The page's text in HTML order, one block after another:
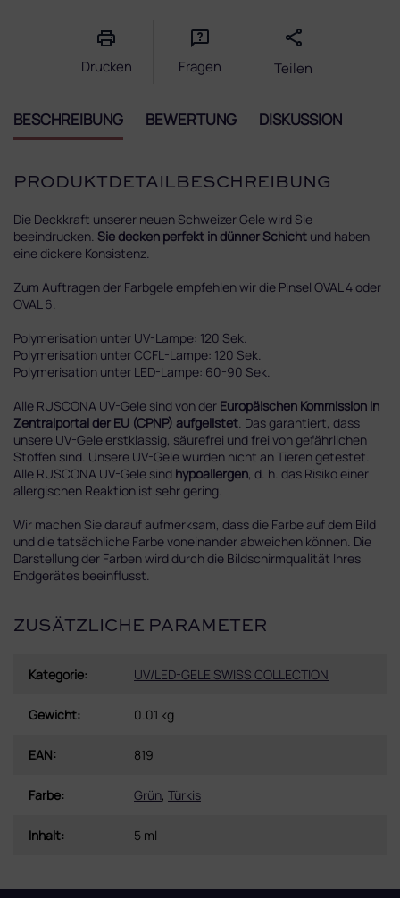
Drucken Fragen Teilen
BESCHREIBUNG BEWERTUNG DISKUSSION
PRODUKTDETAILBESCHREIBUNG
Die Deckkraft unserer neuen Schweizer Gele wird Sie
beeindrucken. Sie decken perfekt in dünner Schicht und haben
eine dickere Konsistenz.
Zum Auftragen der Farbgele empfehlen wir die Pinsel OVAL 4 oder
OVAL 6.
Polymerisation unter UV-Lampe: 120 Sek.
Polymerisation unter CCFL-Lampe: 120 Sek.
Polymerisation unter LED-Lampe: 60-90 Sek.
Alle RUSCONA UV-Gele sind von der Europäischen Kommission in
Zentralportal der EU (CPNP) aufgelistet . Das garantiert, dass
unsere UV-Gele erstklassig, säurefrei und frei von gefährlichen
Stoffen sind. Unsere UV-Gele wurden nicht an Tieren getestet.
Alle RUSCONA UV-Gele sind hypoallergen, d. h. das Risiko einer
allergischen Reaktion ist sehr gering.
Wir machen Sie darauf aufmerksam, dass die Farbe auf dem Bild
und die tatsächliche Farbe voneinander abweichen können. Die
Darstellung der Farben wird durch die Bildschirmqualität Ihres
Endgerätes beeinflusst.
ZUSÄTZLICHE PARAMETER
Kategorie: UV/LED-GELE SWISS COLLECTION
Gewicht: 0.01 kg
EAN: 819
Farbe: Grün, Türkis
Inhalt: 5 ml